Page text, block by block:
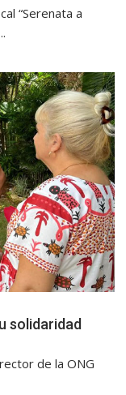
“Serenata a
solidaridad
de la ONG